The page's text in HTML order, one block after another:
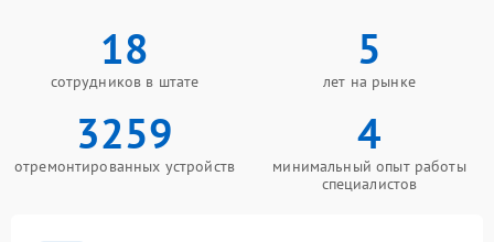
18
сотрудников в штате
5
лет на рынке
3259
отремонтированных устройств
4
минимальный опыт работы
специалистов